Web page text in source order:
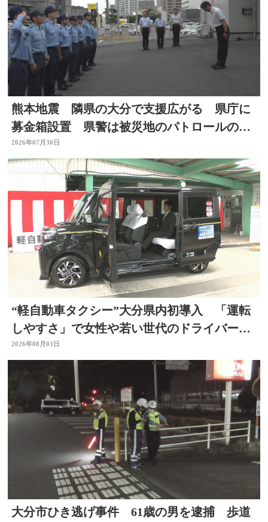
熊本地震 隣県の大分で支援広がる 県庁に
募金箱設置 県警は被災地のパトロールのた
め部隊を派遣
2026年07月30日
“軽自動車タクシー”大分県内初導入 「運転
しやすさ」で女性や若い世代のドライバー確
保へ
2026年08月03日
大分市ひき逃げ事件 61歳の男を逮捕 歩道